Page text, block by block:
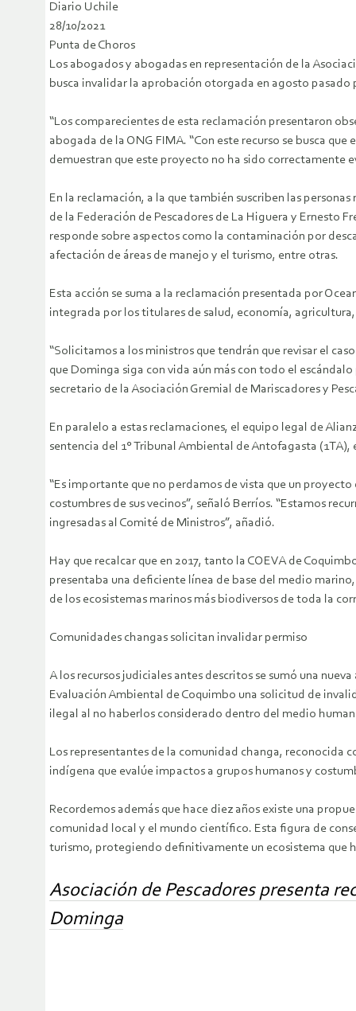
Diario Uchile
28/10/2021
Punta de Choros
Los abogados y abogadas en representación de la
busca invalidar la aprobación otorgada en agosto
“Los comparecientes de esta reclamación presentaron
abogada de la ONG FIMA. “Con este recurso se busca
demuestran que este proyecto no ha sido correctamente
En la reclamación, a la que también suscriben las
de la Federación de Pescadores de La Higuera y Ernesto
responde sobre aspectos como la contaminación por
afectación de áreas de manejo y el turismo, entre otras.
Esta acción se suma a la reclamación presentada por
integrada por los titulares de salud, economía,
“Solicitamos a los ministros que tendrán que revisar el
que Dominga siga con vida aún más con todo el
secretario de la Asociación Gremial de Mariscadores y
En paralelo a estas reclamaciones, el equipo legal de
sentencia del 1° Tribunal Ambiental de Antofagasta
“Es importante que no perdamos de vista que un
costumbres de sus vecinos”, señaló Berríos. “Estamos
ingresadas al Comité de Ministros”, añadió.
Hay que recalcar que en 2017, tanto la COEVA de
presentaba una deficiente línea de base del medio
de los ecosistemas marinos más biodiversos de toda la
Comunidades changas solicitan invalidar permiso
A los recursos judiciales antes descritos se sumó una
Evaluación Ambiental de Coquimbo una solicitud de
ilegal al no haberlos considerado dentro del medio
Los representantes de la comunidad changa, reconocida
indígena que evalúe impactos a grupos humanos y
Recordemos además que hace diez años existe una
comunidad local y el mundo científico. Esta figura de
turismo, protegiendo definitivamente un ecosistema que
Asociación de Pescadores presenta
Dominga